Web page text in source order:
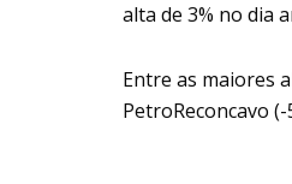
alta de 3% no dia
Entre as maiores
PetroReconcavo